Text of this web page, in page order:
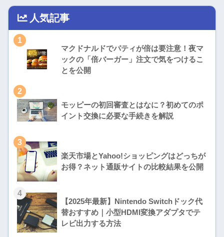
人気記事
1
マクドナルドでパティが倍は要注意！夜マ
ックの「倍バーガー」注文で気をつけるこ
とを公開
2
モッピーの初回審査とはなに？初めてのポ
イント交換に必要な手続きを解説
3
楽天市場とYahoo!ショッピングはどっちが
お得？ネット通販サイトの比較結果を公開
4
【2025年最新】Nintendo Switchドック代
替おすすめ｜小型HDMI変換アダプタでテ
レビ出力する方法